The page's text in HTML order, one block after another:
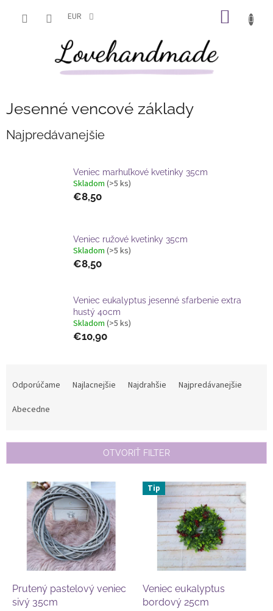
EUR
Jesenné vencové základy
Najpredávanejšie
Veniec marhuľkové kvetinky 35cm
Skladom (>5 ks)
€8,50
Veniec ružové kvetinky 35cm
Skladom (>5 ks)
€8,50
Veniec eukalyptus jesenné sfarbenie extra
hustý 40cm
Skladom (>5 ks)
€10,90
e
p
Odporúčame Najlacnejšie Najdrahšie
Najpredávanejšie
Abecedne
OTVORIŤ FILTER
u
Prutený pastelový veniec
sivý 35cm
Tip
Veniec eukalyptus
bordový 25cm